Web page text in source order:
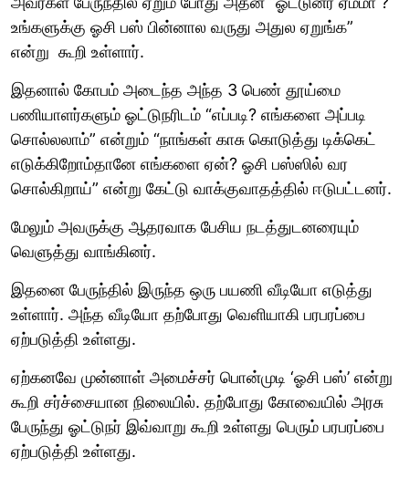
உங்களுக்கு ஓசி பஸ் பின்னால வருது அதுல ஏறுங்க”
என்று கூறி உள்ளார்.
இதனால் கோபம் அடைந்த அந்த 3 பெண் தூய்மை
பணியாளர்களும் ஓட்டுநரிடம் “எப்படி? எங்களை அப்படி
சொல்லலாம்” என்றும் “நாங்கள் காசு கொடுத்து டிக்கெட்
எடுக்கிறோம்தானே எங்களை ஏன்? ஓசி பஸ்ஸில் வர
சொல்கிறாய்” என்று கேட்டு வாக்குவாதத்தில் ஈடுபட்டனர்.
மேலும் அவருக்கு ஆதரவாக பேசிய நடத்துடனரையும்
வெளுத்து வாங்கினர்.
இதனை பேருந்தில் இருந்த ஒரு பயணி வீடியோ எடுத்து
உள்ளார். அந்த வீடியோ தற்போது வெளியாகி பரபரப்பை
ஏற்படுத்தி உள்ளது.
ஏற்கனவே முன்னாள் அமைச்சர் பொன்முடி ‘ஓசி பஸ்’ என்று
கூறி சர்ச்சையான நிலையில். தற்போது கோவையில் அரசு
பேருந்து ஓட்டுநர் இவ்வாறு கூறி உள்ளது பெரும் பரபரப்பை
ஏற்படுத்தி உள்ளது.